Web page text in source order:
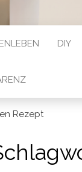
DIY
Rezept